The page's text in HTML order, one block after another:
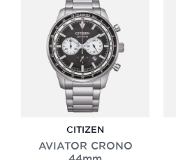
CITIZEN
AVIATOR CRONO